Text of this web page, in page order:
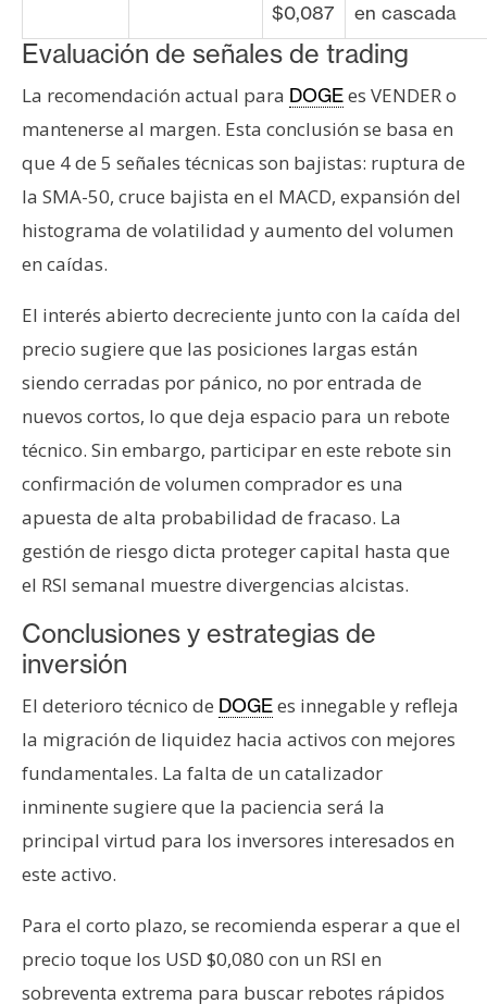
$0,087
en cascada
Evaluación de señales de trading
La recomendación actual para DOGEes VENDER o
mantenerse al margen. Esta conclusión se basa en
que 4 de 5 señales técnicas son bajistas: ruptura de
la SMA-50, cruce bajista en el MACD, expansión del
histograma de volatilidad y aumento del volumen
en caídas.
El interés abierto decreciente junto con la caída del
precio sugiere que las posiciones largas están
siendo cerradas por pánico, no por entrada de
nuevos cortos, lo que deja espacio para un rebote
técnico. Sin embargo, participar en este rebote sin
confirmación de volumen comprador es una
apuesta de alta probabilidad de fracaso. La
gestión de riesgo dicta proteger capital hasta que
el RSI semanal muestre divergencias alcistas.
Conclusiones y estrategias de
inversión
El deterioro técnico de DOGEes innegable y refleja
la migración de liquidez hacia activos con mejores
fundamentales. La falta de un catalizador
inminente sugiere que la paciencia será la
principal virtud para los inversores interesados en
este activo.
Para el corto plazo, se recomienda esperar a que el
precio toque los USD $0,080 con un RSI en
sobreventa extrema para buscar rebotes rápidos